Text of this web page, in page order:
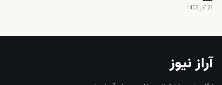
21 آذر 1403
آراز نیوز